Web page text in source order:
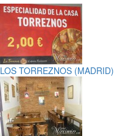
LOS TORREZNOS (MADRID)